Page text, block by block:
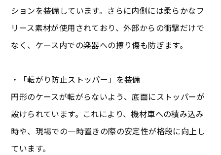
ションを装備しています。さらに内側には柔らかなフ
リース素材が使用されており、外部からの衝撃だけで
なく、ケース内での楽器への擦り傷も防ぎます。
・「転がり防止ストッパー」を装備
円形のケースが転がらないよう、底面にストッパーが
設けられています。これにより、機材車への積み込み
時や、現場での一時置きの際の安定性が格段に向上し
ています。